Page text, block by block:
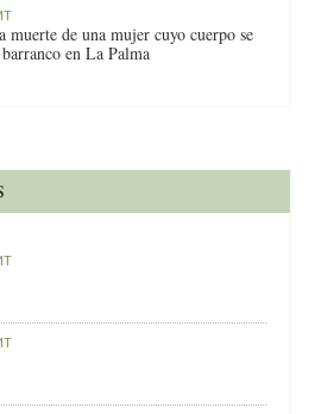
muerte de una mujer cuyo cuerpo se
en La Palma